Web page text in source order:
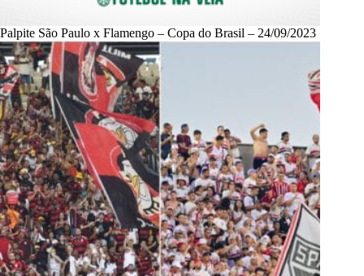
Palpite São Paulo x Flamengo – Copa do Brasil – 24/09/2023